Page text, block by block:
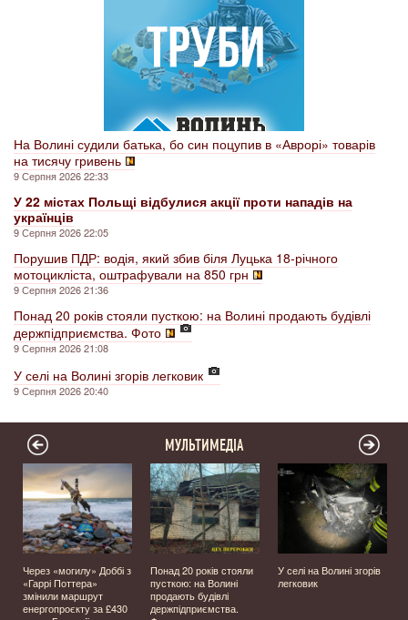
На Волині судили батька, бо син поцупив в «Аврорі» товарів
на тисячу гривень
9 Серпня 2026 22:33
У 22 містах Польщі відбулися акції проти нападів на
українців
9 Серпня 2026 22:05
Порушив ПДР: водія, який збив біля Луцька 18-річного
мотоцикліста, оштрафували на 850 грн
9 Серпня 2026 21:36
Понад 20 років стояли пусткою: на Волині продають будівлі
держпідприємства. Фото
9 Серпня 2026 21:08
У селі на Волині згорів легковик
9 Серпня 2026 20:40
МУЛЬТИМЕДІА
Через «могилу» Доббі з
«Гаррі Поттера»
змінили маршрут
енергопроєкту за £430
Понад 20 років стояли
пусткою: на Волині
продають будівлі
держпідприємства.
У селі на Волині згорів
легковик